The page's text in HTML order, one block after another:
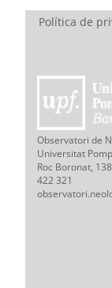
Política de
Observatori de
Universitat
Roc Boronat,
422 321